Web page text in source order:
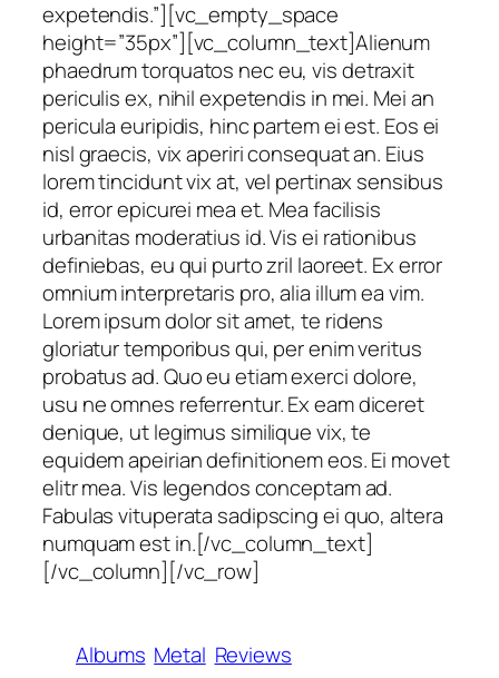
expetendis.”][vc_empty_space
height=”35px”][vc_column_text]Alienum
phaedrum torquatos nec eu, vis detraxit
periculis ex, nihil expetendis in mei. Mei an
pericula euripidis, hinc partem ei est. Eos ei
nisl graecis, vix aperiri consequat an. Eius
lorem tincidunt vix at, vel pertinax sensibus
id, error epicurei mea et. Mea facilisis
urbanitas moderatius id. Vis ei rationibus
definiebas, eu qui purto zril laoreet. Ex error
omnium interpretaris pro, alia illum ea vim.
Lorem ipsum dolor sit amet, te ridens
gloriatur temporibus qui, per enim veritus
probatus ad. Quo eu etiam exerci dolore,
usu ne omnes referrentur. Ex eam diceret
denique, ut legimus similique vix, te
equidem apeirian definitionem eos. Ei movet
elitr mea. Vis legendos conceptam ad.
Fabulas vituperata sadipscing ei quo, altera
numquam est in.[/vc_column_text]
[/vc_column][/vc_row]
Albums Metal Reviews